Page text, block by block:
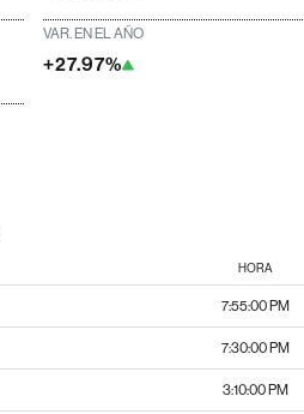
VAR. EN EL AÑO
+27.97%
HORA
7:55:00 PM
7:30:00 PM
3:10:00 PM